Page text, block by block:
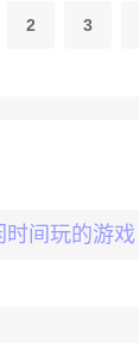
2 3
时间玩的游戏